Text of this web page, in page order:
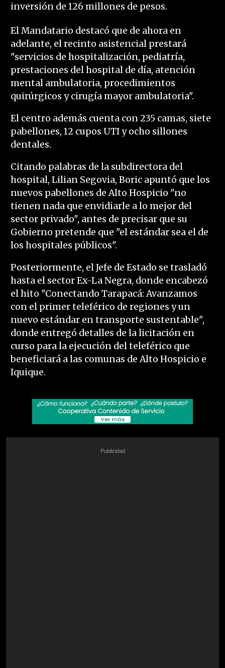
inversión de 126 millones de pesos.
El Mandatario destacó que de ahora en
adelante, el recinto asistencial prestará
"servicios de hospitalización, pediatría,
prestaciones del hospital de día, atención
mental ambulatoria, procedimientos
quirúrgicos y cirugía mayor ambulatoria".
El centro además cuenta con 235 camas, siete
pabellones, 12 cupos UTI y ocho sillones
dentales.
Citando palabras de la subdirectora del
hospital, Lilian Segovia, Boric apuntó que los
nuevos pabellones de Alto Hospicio "no
tienen nada que envidiarle a lo mejor del
sector privado", antes de precisar que su
Gobierno pretende que "el estándar sea el de
los hospitales públicos".
Posteriormente, el Jefe de Estado se trasladó
hasta el sector Ex-La Negra, donde encabezó
el hito "Conectando Tarapacá: Avanzamos
con el primer teleférico de regiones y un
nuevo estándar en transporte sustentable",
donde entregó detalles de la licitación en
curso para la ejecución del teleférico que
beneficiará a las comunas de Alto Hospicio e
Iquique.